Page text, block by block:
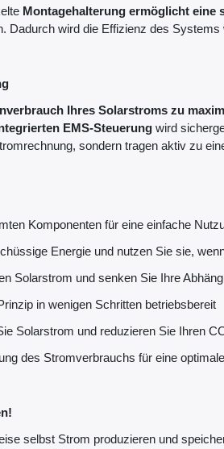
Montagehalterung ermöglicht eine
Dadurch wird die Effizienz des Systems
Ihres Solarstroms zu
EMS-Steuerung wird
sondern tragen aktiv zu
Komponenten für eine einfache
Energie und nutzen Sie sie,
Solarstrom und senken Sie Ihre
in wenigen Schritten betriebsbereit
Solarstrom und reduzieren Sie Ihren
des Stromverbrauchs für eine
selbst Strom produzieren und